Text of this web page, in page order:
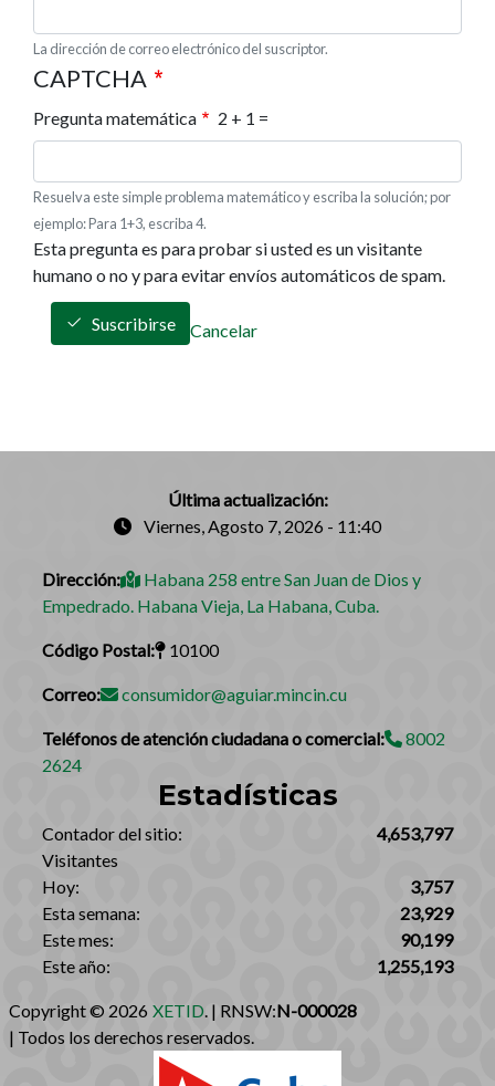
La dirección de correo electrónico del suscriptor.
CAPTCHA
Pregunta matemática 2 + 1 =
Resuelva este simple problema matemático y escriba la solución; por
ejemplo: Para 1+3, escriba 4.
Esta pregunta es para probar si usted es un visitante
humano o no y para evitar envíos automáticos de spam.
Suscribirse Cancelar
Última actualización:
Viernes, Agosto 7, 2026 - 11:40
Dirección:
Habana 258 entre San Juan de Dios y
Empedrado. Habana Vieja, La Habana, Cuba.
Código Postal: 10100
Correo: consumidor@aguiar.mincin.cu
Teléfonos de atención ciudadana o comercial:
8002
2624
Estadísticas
‎Contador del sitio:‎
4,653,797
Visitantes
Hoy:
3,757
Esta semana:
23,929
Este mes:
90,199
Este año:
1,255,193
Copyright © 2026 XETID. | RNSW:N-000028
| Todos los derechos reservados.‎